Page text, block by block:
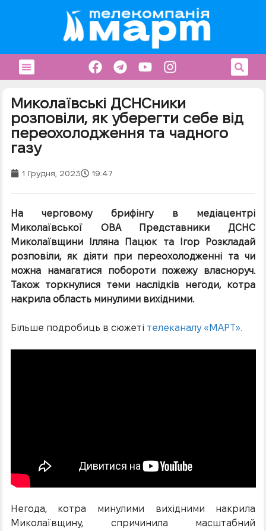
Миколаївські ДСНСники
розповіли, як уберегти себе від
переохолодження та чадного
газу
1 Грудня, 2023 19:47
На черговому брифінгу в медіацентрі
Миколаївської ОВА Представники ДСНС
Миколаївщини Ілляна Пацюк та Ігор Розкладай
розповіли, як діяти при переохолодженні та чи
можна намагатися побороти пожежу власноруч.
Також торкнулися теми наслідків негоди, котра
накрила область минулими вихідними.
Більше подробиць в сюжеті телеканалу «МАРТ».
Негода, котра минулими вихідними накрила
Миколаївщину, спричинила масштабний